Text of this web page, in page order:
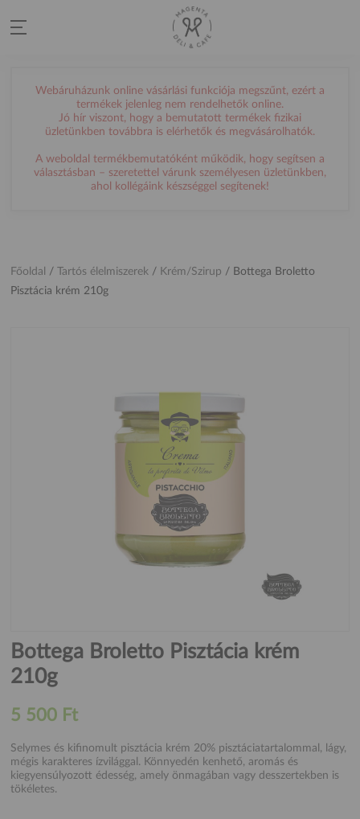
Webáruházunk online vásárlási funkciója megszűnt, ezért a
termékek jelenleg nem rendelhetők online.
Jó hír viszont, hogy a bemutatott termékek fizikai
üzletünkben továbbra is elérhetők és megvásárolhatók.
A weboldal termékbemutatóként működik, hogy segítsen a
választásban – szeretettel várunk személyesen üzletünkben,
ahol kollégáink készséggel segítenek!
Főoldal / Tartós élelmiszerek / Krém/Szirup / Bottega Broletto
Pisztácia krém 210g
Bottega Broletto Pisztácia krém
210g
5 500 Ft
Selymes és kifinomult pisztácia krém 20% pisztáciatartalommal, lágy,
mégis karakteres ízvilággal. Könnyedén kenhető, aromás és
kiegyensúlyozott édesség, amely önmagában vagy desszertekben is
tökéletes.